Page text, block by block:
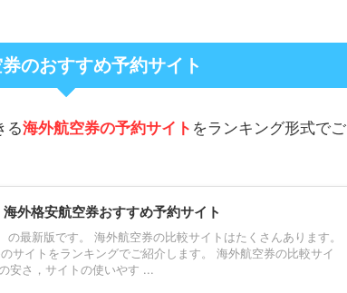
のおすすめ予約サイト
る海外航空券の予約サイト をランキング形式でご
外格安航空券おすすめ予約サイト
の最新版です。 海外航空券の比較サイトはたくさんあります。
サイトをランキングでご紹介します。 海外航空券の比較サイ
安さ，サイトの使いやす ...